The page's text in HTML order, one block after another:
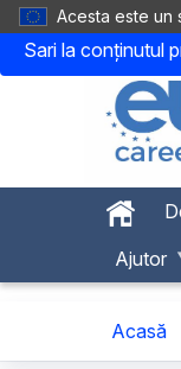
Sari la conținutul
Acesta este un
Ajutor
Acasă